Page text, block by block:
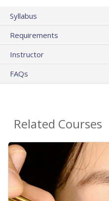
Syllabus
Requirements
Instructor
FAQs
Related Courses